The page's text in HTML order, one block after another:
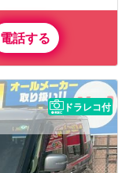
電話する
ドラレコ付